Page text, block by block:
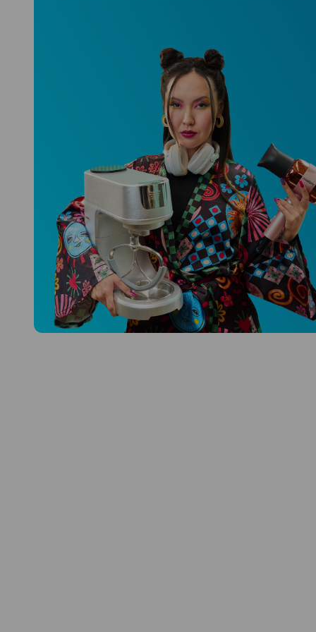
Niceboy ONE Ultra
Hlídá ti zdraví, spánek i pohyb a ještě
k tomu platí.
Prozkoumat